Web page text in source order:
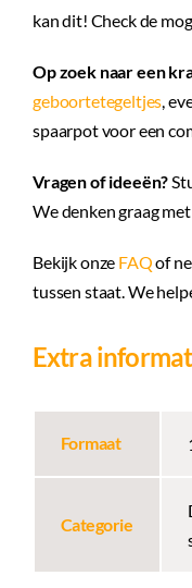
kan dit! Check de
Op zoek naar een
geboortetegeltjes ,
spaarpot voor een
Vragen of ideeën?
We denken graag met
Bekijk onze FAQof
tussen staat. We
Extra
Formaat
Categorie